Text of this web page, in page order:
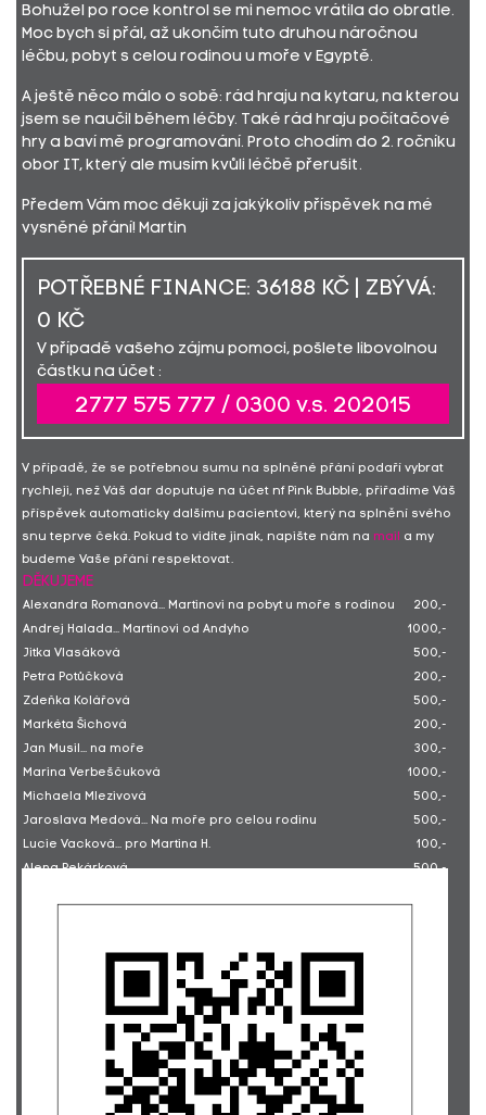
Bohužel po roce kontrol se mi nemoc vrátila do obratle.
Moc bych si přál, až ukončím tuto druhou náročnou
léčbu, pobyt s celou rodinou u moře v Egyptě.
A ještě něco málo o sobě: rád hraju na kytaru, na kterou
jsem se naučil během léčby. Také rád hraju počítačové
hry a baví mě programování. Proto chodím do 2. ročníku
obor IT, který ale musím kvůli léčbě přerušit.
Předem Vám moc děkuji za jakýkoliv příspěvek na mé
vysněné přání! Martin
POTŘEBNÉ FINANCE: 36188 KČ | ZBÝVÁ:
0 KČ
V případě vašeho zájmu pomoci, pošlete libovolnou
částku na účet :
2777 575 777 / 0300 v.s. 202015
V případě, že se potřebnou sumu na splněné přání podaří vybrat
rychleji, než Váš dar doputuje na účet nf Pink Bubble, přiřadíme Váš
příspěvek automaticky dalšímu pacientovi, který na splnění svého
snu teprve čeká. Pokud to vidíte jinak, napište nám na mail
a my
budeme Vaše přání respektovat.
DĚKUJEME
Alexandra Romanová... Martinovi na pobyt u moře s rodinou
200,-
Andrej Halada... Martinovi od Andyho
1000,-
Jitka Vlasáková
500,-
Petra Potůčková
200,-
Zdeňka Kolářová
500,-
Markéta Šichová
200,-
Jan Musil... na moře
300,-
Marina Verbeščuková
1000,-
Michaela Mlezivová
500,-
Jaroslava Medová... Na moře pro celou rodinu
500,-
Lucie Vacková... pro Martina H.
100,-
Alena Pekárková
500,-
Miloslava Hanová
Milada Frieserová...Drž se, Milada
Barbora Sobotková... přání pro Martina H.
Veronika Poláčková